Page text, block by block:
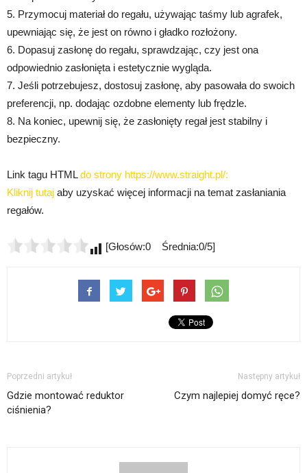
5. Przymocuj materiał do regału, używając taśmy lub agrafek,
upewniając się, że jest on równo i gładko rozłożony.
6. Dopasuj zasłonę do regału, sprawdzając, czy jest ona
odpowiednio zasłonięta i estetycznie wygląda.
7. Jeśli potrzebujesz, dostosuj zasłonę, aby pasowała do swoich
preferencji, np. dodając ozdobne elementy lub frędzle.
8. Na koniec, upewnij się, że zasłonięty regał jest stabilny i
bezpieczny.
Link tagu HTMLdo strony https://www.straight.pl/:
Kliknij tutaj aby uzyskać więcej informacji na temat zasłaniania
regałów.
[Głosów:0 Średnia:0/5]
Poprzedni artykuł
Gdzie montować reduktor
ciśnienia?
Następny artykuł
Czym najlepiej domyć ręce?